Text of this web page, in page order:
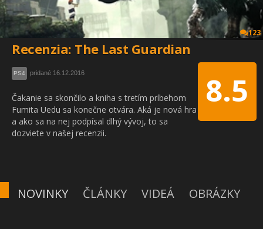
123
Recenzia: The Last Guardian
8.5
PS4 pridané 16.12.2016
Čakanie sa skončilo a kniha s tretím príbehom
Fumita Uedu sa konečne otvára. Aká je nová hra
a ako sa na nej podpísal dlhý vývoj, to sa
dozviete v našej recenzii.
NOVINKY ČLÁNKY VIDEÁ OBRÁZKY